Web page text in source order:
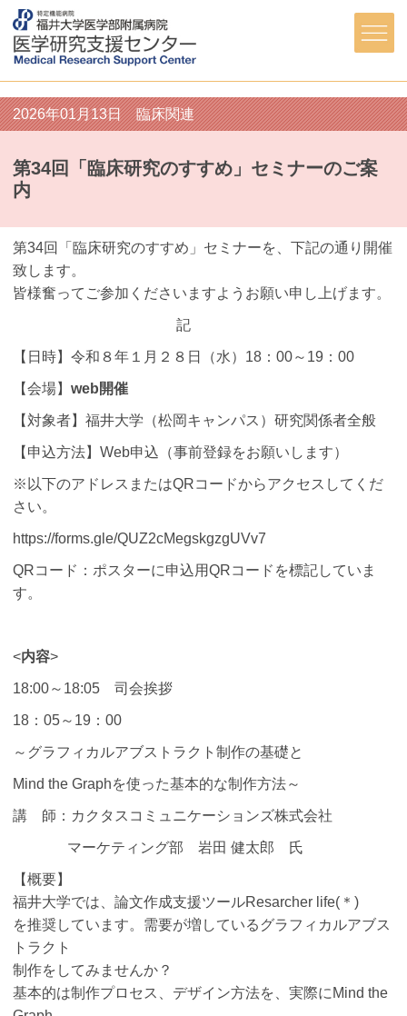
2026年01月13日臨床関連
第34回「臨床研究のすすめ」セミナーのご案
内
第34回「臨床研究のすすめ」セミナーを、下記の通り開催
致します。
皆様奮ってご参加くださいますようお願い申し上げます。
記
【日時】令和８年１月２８日（水）18：00～19：00
【会場】 web開催
【対象者】福井大学（松岡キャンパス）研究関係者全般
【申込方法】Web申込（事前登録をお願いします）
※以下のアドレスまたはQRコードからアクセスしてくだ
さい。
https://forms.gle/QUZ2cMegskgzgUVv7
QRコード：ポスターに申込用QRコードを標記していま
す。
<内容>
18:00～18:05 司会挨拶
18：05～19：00
～グラフィカルアブストラクト制作の基礎と
Mind the Graphを使った基本的な制作方法～
講 師：カクタスコミュニケーションズ株式会社
マーケティング部 岩田 健太郎 氏
【概要】
福井大学では、論文作成支援ツールResarcher life(＊)
を推奨しています。需要が増しているグラフィカルアブス
トラクト
制作をしてみませんか？
基本的は制作プロセス、デザイン方法を、実際にMind the